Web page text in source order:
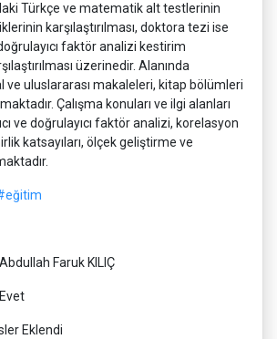
Türkçe ve matematik alt testlerinin
karşılaştırılması, doktora tezi ise
faktör analizi kestirim
üzerinedir. Alanında
ve uluslararası makaleleri, kitap bölümleri
Çalışma konuları ve ilgi alanları
ve doğrulayıcı faktör analizi, korelasyon
katsayıları, ölçek geliştirme ve
Faruk KILIÇ
Evet
Eklendi